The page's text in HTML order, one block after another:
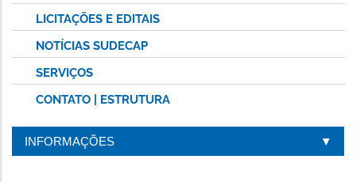
LICITAÇÕES E EDITAIS
NOTÍCIAS SUDECAP
SERVIÇOS
CONTATO | ESTRUTURA
INFORMAÇÕES